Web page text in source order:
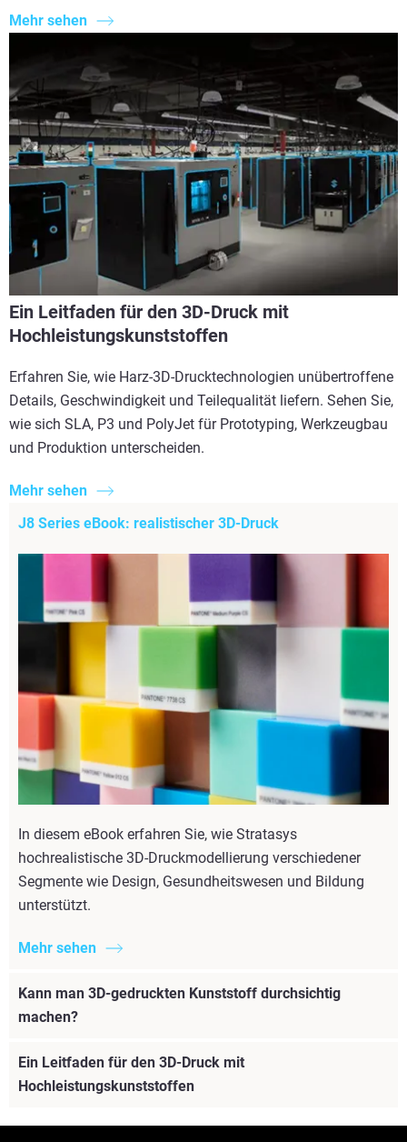
Mehr sehen
Ein Leitfaden für den 3D-Druck mit
Hochleistungskunststoffen
Erfahren Sie, wie Harz-3D-Drucktechnologien unübertroffene
Details, Geschwindigkeit und Teilequalität liefern. Sehen Sie,
wie sich SLA, P3 und PolyJet für Prototyping, Werkzeugbau
und Produktion unterscheiden.
Mehr sehen
J8 Series eBook: realistischer 3D-Druck
In diesem eBook erfahren Sie, wie Stratasys
hochrealistische 3D-Druckmodellierung verschiedener
Segmente wie Design, Gesundheitswesen und Bildung
unterstützt.
Mehr sehen
Kann man 3D-gedruckten Kunststoff durchsichtig
machen?
Ein Leitfaden für den 3D-Druck mit
Hochleistungskunststoffen